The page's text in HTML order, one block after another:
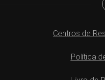
Centros de
Política